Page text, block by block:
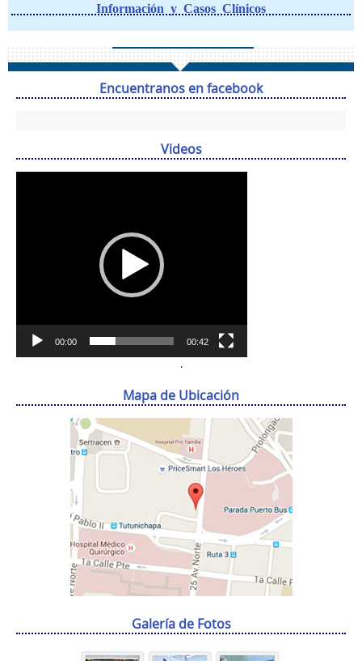
Información y Casos Clínicos
Encuentranos en facebook
Videos
00:00 00:42
.
Mapa de Ubicación
Galería de Fotos